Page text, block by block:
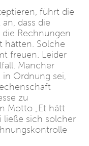
führt die
dass die
Rechnungen
hätten. Solche
freuen. Leider
Mancher
in Ordnung sei,
zu
Motto „Et hätt
ließe sich solcher